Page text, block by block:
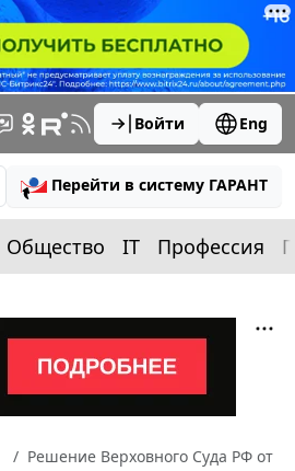
Войти Eng
Перейти в систему ГАРАНТ
Общество IT Профессия
Решение Верховного Суда РФ от